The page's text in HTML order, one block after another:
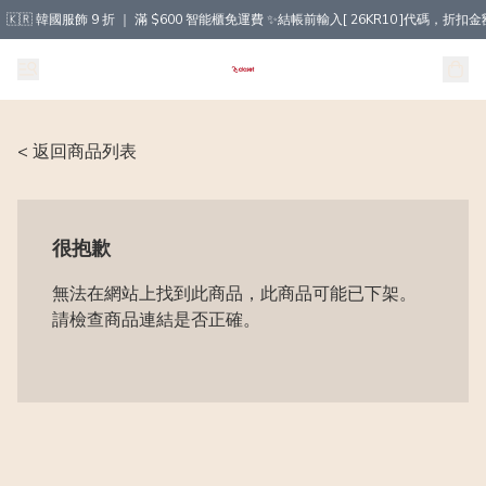
🇰🇷 韓國服飾 9 折 ｜ 滿 $600 智能櫃免運費 ✨結帳前輸入[ 26KR10 ]代碼，折扣金
< 返回商品列表
很抱歉
無法在網站上找到此商品，此商品可能已下架。
請檢查商品連結是否正確。